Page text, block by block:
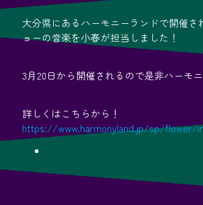
大分県にあるハーモニーランドで開催
ョーの音楽を小春が担当しました！
3月20日から開催されるので是非ハーモ
詳しくはこちらから！
https://www.harmonyland.jp/sp/flower/